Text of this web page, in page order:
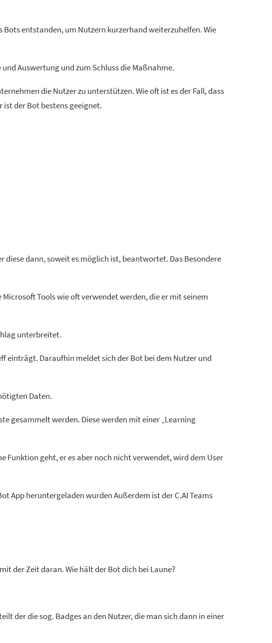
entstanden, um Nutzern kurzerhand weiterzuhelfen. Wie
Auswertung und zum Schluss die Maßnahme.
die Nutzer zu unterstützen. Wie oft ist es der Fall, dass
der Bot bestens geeignet.
dann, soweit es möglich ist, beantwortet. Das Besondere
Tools wie oft verwendet werden, die er mit seinem
unterbreitet.
einträgt. Daraufhin meldet sich der Bot bei dem Nutzer und
Daten.
gesammelt werden. Diese werden mit einer „Learning
Funktion geht, er es aber noch nicht verwendet, wird dem User
App heruntergeladen wurden Außerdem ist der C.AI Teams
der Zeit daran. Wie hält der Bot dich bei Laune?
der die sog. Badges an den Nutzer, die man sich dann in einer